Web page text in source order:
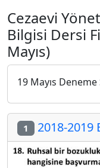
Cezaevi
Bilgisi Dersi
Mayıs)
19 Mayıs Deneme
1 2018-2019